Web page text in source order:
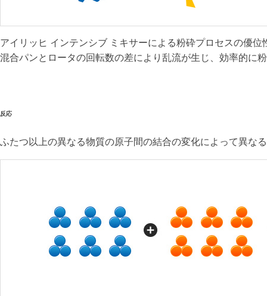
アイリッヒ インテンシブ ミキサーによる粉砕プロセスの優位
混合パンとロータの回転数の差により乱流が生じ、効率的に
反応
ふたつ以上の異なる物質の原子間の結合の変化によって異な